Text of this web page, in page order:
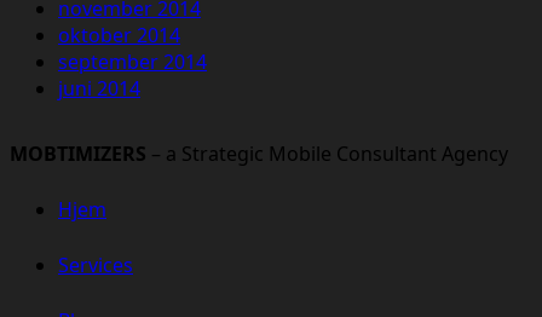
november 2014
oktober 2014
september 2014
juni 2014
MOBTIMIZERS – a Strategic Mobile Consultant Agency
Hjem
Services